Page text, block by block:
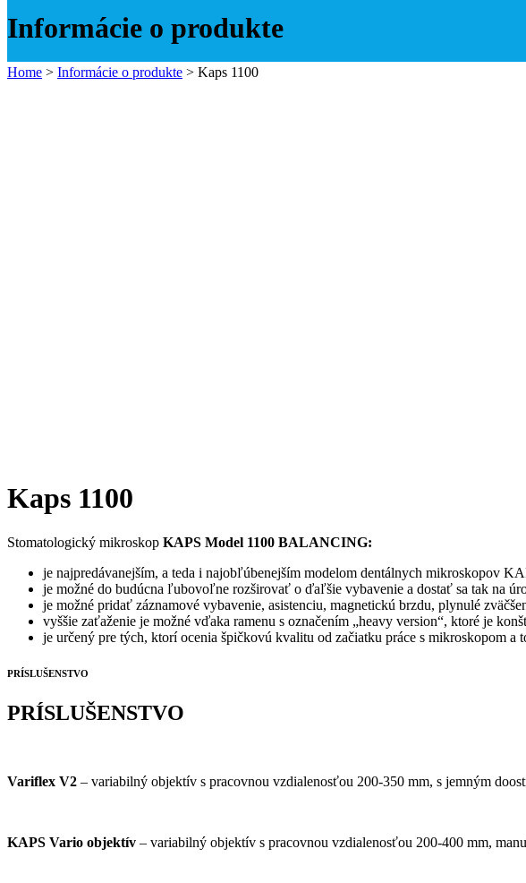
Informácie o produkte
Home > Informácie o produkte > Kaps 1100
Kaps 1100
Stomatologický mikroskop KAPS Model 1100 BALANCING:
je najpredávanejším, a teda i najobľúbenejším modelom dentálnych mikroskopov
je možné do budúcna ľubovoľne rozširovať o ďaľšie vybavenie a dostať sa tak na
je možné pridať záznamové vybavenie, asistenciu, magnetickú brzdu, plynulé
vyššie zaťaženie je možné vďaka ramenu s označením „heavy version“, ktoré je
je určený pre tých, ktorí ocenia špičkovú kvalitu od začiatku práce s mikroskopom
PRÍSLUŠENSTVO
PRÍSLUŠENSTVO
Variflex V2 – variabilný objektív s pracovnou vzdialenosťou 200-350 mm, s jemným
KAPS Vario objektív – variabilný objektív s pracovnou vzdialenosťou 200-400 mm,